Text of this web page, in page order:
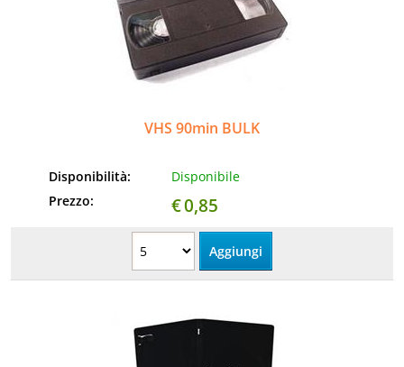
VHS 90min BULK
Disponibilità:
Disponibile
Prezzo:
€0,85